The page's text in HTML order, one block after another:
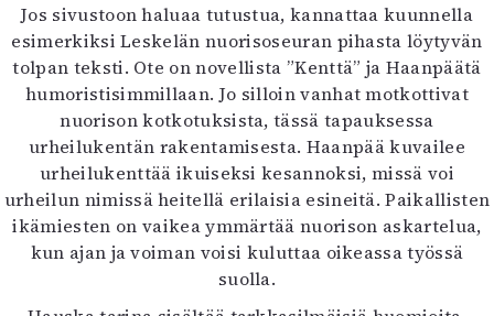
Jos sivustoon haluaa tutustua, kannattaa kuunnella
esimerkiksi Leskelän nuorisoseuran pihasta löytyvän
tolpan teksti. Ote on novellista ”Kenttä” ja Haanpäätä
humoristisimmillaan. Jo silloin vanhat motkottivat
nuorison kotkotuksista, tässä tapauksessa
urheilukentän rakentamisesta. Haanpää kuvailee
urheilukenttää ikuiseksi kesannoksi, missä voi
urheilun nimissä heitellä erilaisia esineitä. Paikallisten
ikämiesten on vaikea ymmärtää nuorison askartelua,
kun ajan ja voiman voisi kuluttaa oikeassa työssä
suolla.